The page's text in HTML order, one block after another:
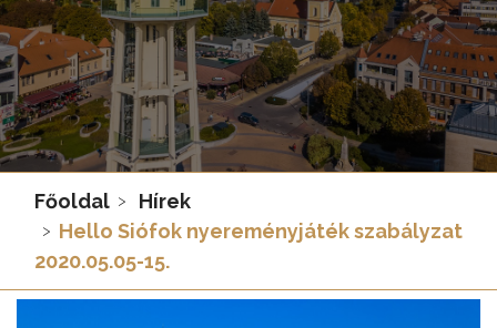
Főoldal
Hírek
Hello Siófok nyereményjáték szabályzat
2020.05.05-15.